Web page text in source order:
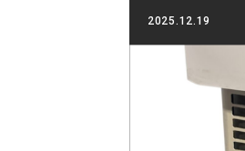
2025.12.19